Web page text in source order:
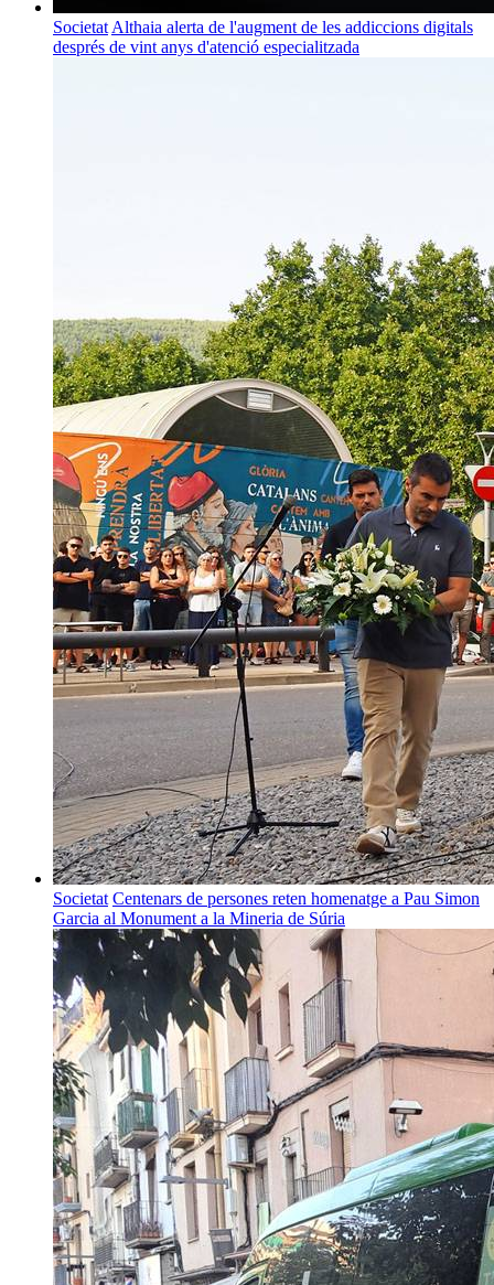
Societat Althaia alerta de l'augment de les addiccions digitals
després de vint anys d'atenció especialitzada
Societat Centenars de persones reten homenatge a Pau Simon
Garcia al Monument a la Mineria de Súria